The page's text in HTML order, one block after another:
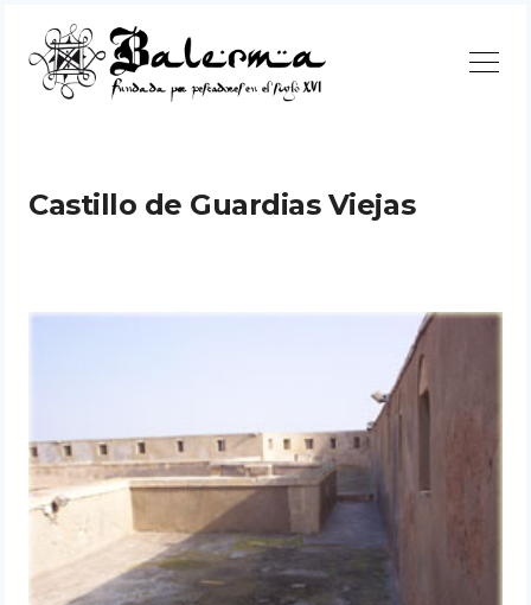
Continuar
Castillo de Guardias Viejas